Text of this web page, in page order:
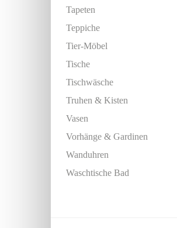
Tapeten
Teppiche
Tier-Möbel
Tische
Tischwäsche
Truhen & Kisten
Vasen
Vorhänge & Gardinen
Wanduhren
Waschtische Bad